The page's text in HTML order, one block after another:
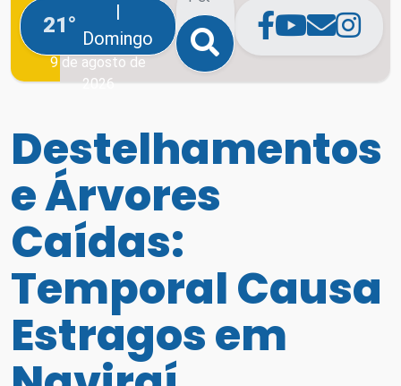
21°
|
Domingo
9 de agosto de
2026
Destelhamentos
e Árvores
Caídas:
Temporal Causa
Estragos em